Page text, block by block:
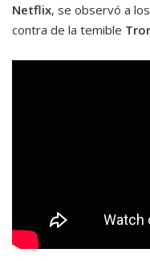
Netflix, se observó a
contra de la temible